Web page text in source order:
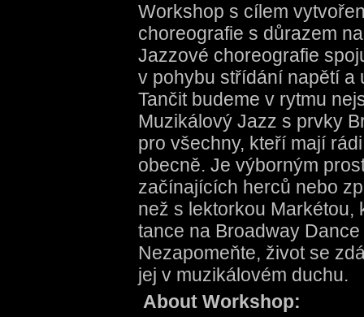
Workshop s cílem
choreografie s důrazem
Jazzové choreografie
v pohybu střídání napětí
Tančit budeme v rytmu
Muzikálový Jazz s prvky
pro všechny, kteří mají
obecně. Je výborným
začínajících herců nebo
než s lektorkou Markétou,
tance na Broadway
Nezapomeňte, život se
jej v muzikálovém duchu.
About Workshop: